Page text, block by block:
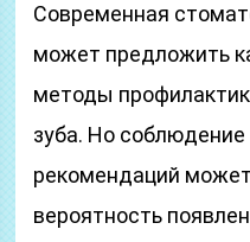
Современная
может предложить
методы
зуба. Но
рекомендаций
вероятность